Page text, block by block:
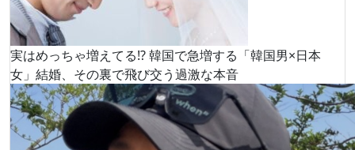
実はめっちゃ増えてる!? 韓国で急増する「韓国男×日本
女」結婚、その裏で飛び交う過激な本音